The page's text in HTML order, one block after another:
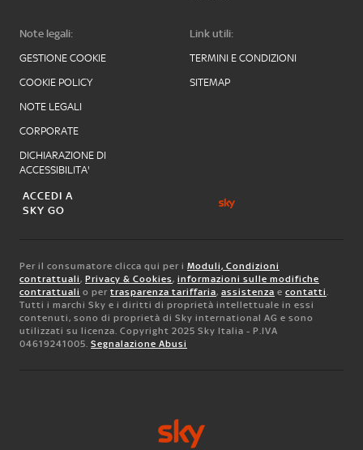
Note legali:
GESTIONE COOKIE
COOKIE POLICY
NOTE LEGALI
CORPORATE
DICHIARAZIONE DI
ACCESSIBILITA'
Link utili:
TERMINI E CONDIZIONI
SITEMAP
ACCEDI A
SKY GO
Per il consumatore clicca qui per i Moduli, Condizioni
contrattuali, Privacy & Cookies, informazioni sulle modifiche
contrattuali o per trasparenza tariffaria, assistenza e contatti.
Tutti i marchi Sky e i diritti di proprietà intellettuale in essi
contenuti, sono di proprietà di Sky international AG e sono
utilizzati su licenza. Copyright 2025 Sky Italia - P.IVA
04619241005. Segnalazione Abusi